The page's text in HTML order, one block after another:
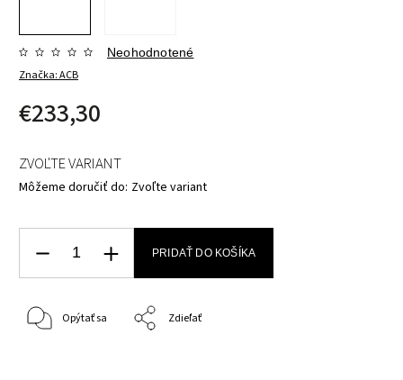
Značka:ACB
Neohodnotené
€233,30
ZVOĽTE VARIANT
Môžeme doručiť do: Zvoľte variant
PRIDAŤ DO KOŠÍKA
Opýtať sa Zdieľať